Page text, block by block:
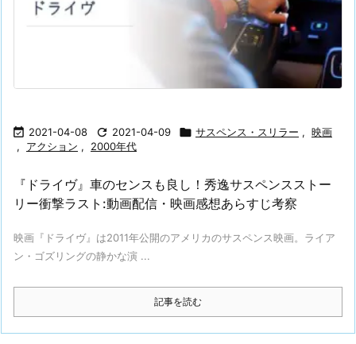
 2021-04-08  2021-04-09  サスペンス・スリラー , 映画
,
アクション , 2000年代
『ドライヴ』車のセンスも良し！秀逸サスペンスストー
リー衝撃ラスト:動画配信・映画感想あらすじ考察
映画『ドライヴ』は2011年公開のアメリカのサスペンス映画。ライア
ン・ゴズリングの静かな演 ...
記事を読む